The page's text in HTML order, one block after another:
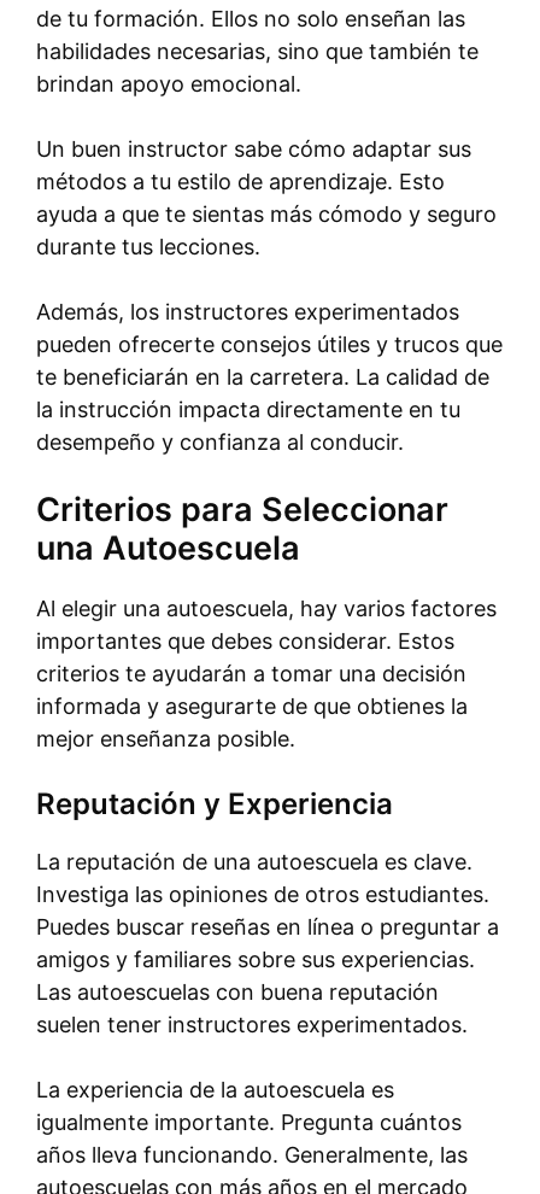
de tu formación. Ellos no solo enseñan las
habilidades necesarias, sino que también te
brindan apoyo emocional.
Un buen instructor sabe cómo adaptar sus
métodos a tu estilo de aprendizaje. Esto
ayuda a que te sientas más cómodo y seguro
durante tus lecciones.
Además, los instructores experimentados
pueden ofrecerte consejos útiles y trucos que
te beneficiarán en la carretera. La calidad de
la instrucción impacta directamente en tu
desempeño y confianza al conducir.
Criterios para Seleccionar
una Autoescuela
Al elegir una autoescuela, hay varios factores
importantes que debes considerar. Estos
criterios te ayudarán a tomar una decisión
informada y asegurarte de que obtienes la
mejor enseñanza posible.
Reputación y Experiencia
La reputación de una autoescuela es clave.
Investiga las opiniones de otros estudiantes.
Puedes buscar reseñas en línea o preguntar a
amigos y familiares sobre sus experiencias.
Las autoescuelas con buena reputación
suelen tener instructores experimentados.
La experiencia de la autoescuela es
igualmente importante. Pregunta cuántos
años lleva funcionando. Generalmente, las
autoescuelas con más años en el mercado